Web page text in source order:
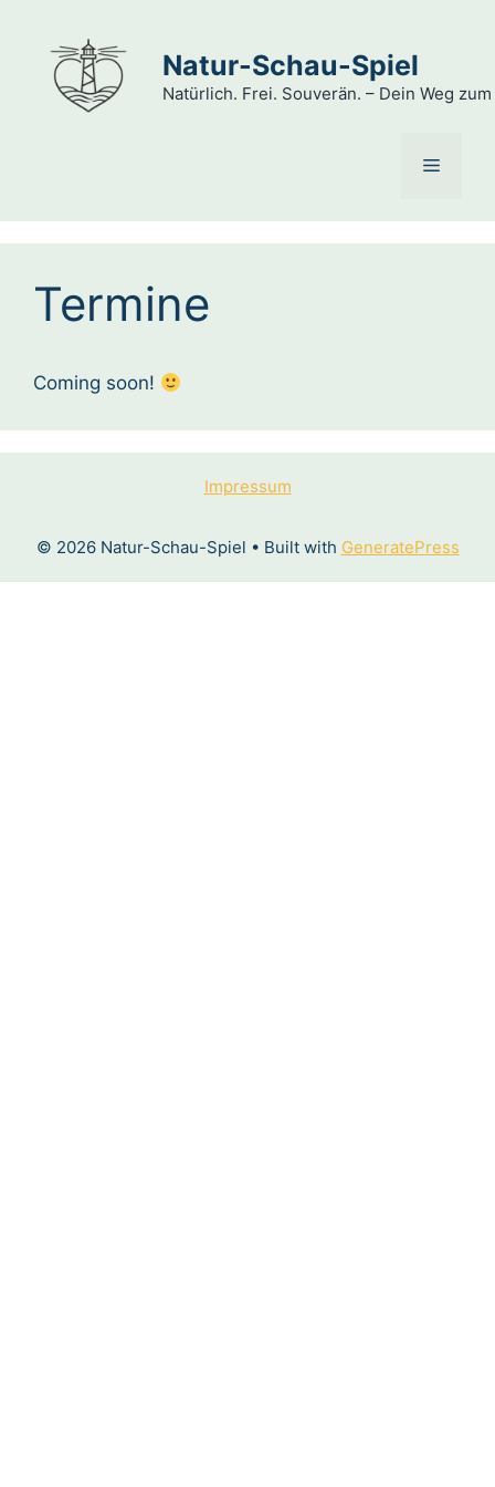
content
Natur-Schau-Spiel
Natürlich. Frei. Souverän. – Dein Weg
Menu
Termine
Coming soon!
Impressum
© 2026 Natur-Schau-Spiel • Built with GeneratePress